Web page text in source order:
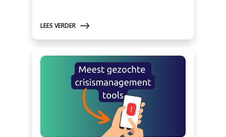
LEES VERDER